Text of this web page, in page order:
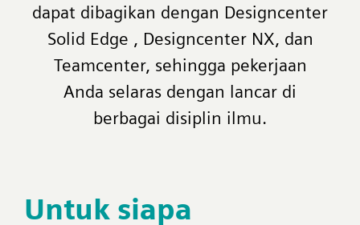
dapat dibagikan dengan Designcenter
Solid Edge , Designcenter NX, dan
Teamcenter, sehingga pekerjaan
Anda selaras dengan lancar di
berbagai disiplin ilmu.
Untuk siapa